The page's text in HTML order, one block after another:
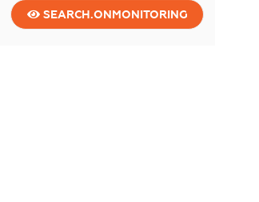
SEARCH.ONMONITORING